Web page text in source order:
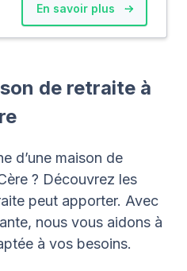
En savoir plus
de retraite à
d’une maison de
? Découvrez les
peut apporter. Avec
nous vous aidons à
à vos besoins.